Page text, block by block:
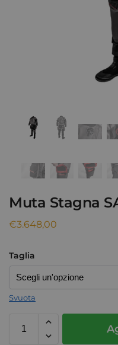
Muta Stagna
€3.648,00
Taglia
Svuota